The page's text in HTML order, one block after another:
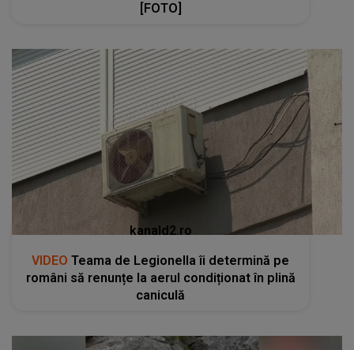
[FOTO]
kanald2.ro
VIDEO Teama de Legionella îi determină pe
români să renunțe la aerul condiționat în plină
caniculă